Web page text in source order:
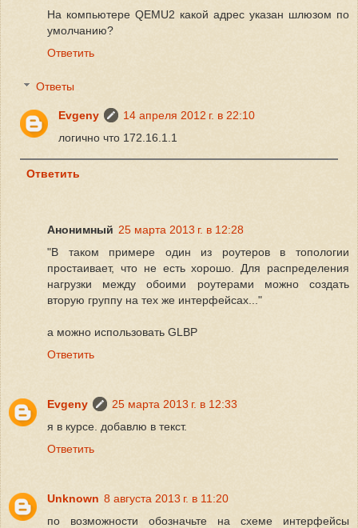
На компьютере QEMU2 какой адрес указан шлюзом по
умолчанию?
Ответить
Ответы
Evgeny
14 апреля 2012 г. в 22:10
логично что 172.16.1.1
Ответить
Анонимный 25 марта 2013 г. в 12:28
"В таком примере один из роутеров в топологии
простаивает, что не есть хорошо. Для распределения
нагрузки между обоими роутерами можно создать
вторую группу на тех же интерфейсах..."
а можно использовать GLBP
Ответить
Evgeny
25 марта 2013 г. в 12:33
я в курсе. добавлю в текст.
Ответить
Unknown 8 августа 2013 г. в 11:20
по возможности обозначьте на схеме интерфейсы